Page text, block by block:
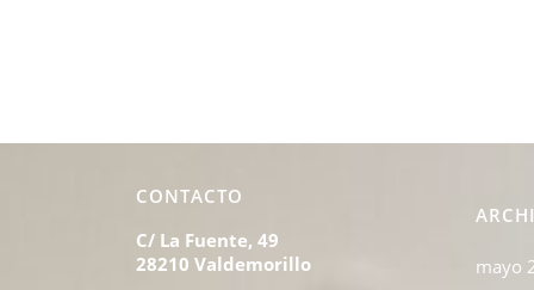
CONTACTO
C/ La Fuente, 49
28210 Valdemorillo
mayo